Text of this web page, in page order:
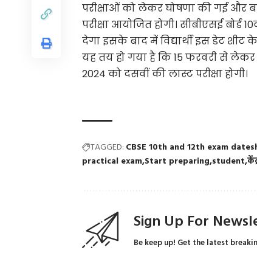
परीक्षाओं को लेकर घोषणा की गई और
परीक्षा आयोजित होगी। सीबीएसई
देगा इसके बाद में विद्यार्थी इस डेट
यह तय हो गया है कि 15 फरवरी से लेकर
2024 को दसवीं की लास्ट परीक्षा होगी।
TAGGED: CBSE 10th and 12th exam
practical exam Start preparing student
Sign Up For
Be keep up! Get the latest